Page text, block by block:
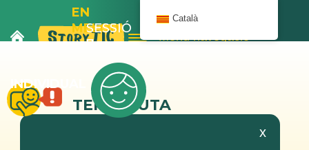
EN
MELOIX
I
L’AUTOBÚS
SESSIÓ
7
INDIVIDUAL
TERAPEUTA
x
Català